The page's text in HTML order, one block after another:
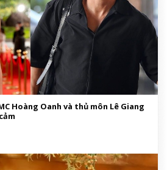
Hoàng Oanh và thủ môn Lê Giang